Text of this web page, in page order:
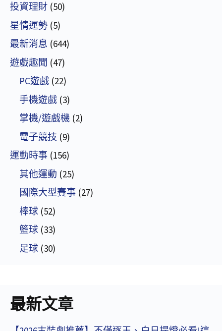
投資理財 (50)
星情運勢 (5)
最新消息 (644)
遊戲趣聞 (47)
PC遊戲 (22)
手機遊戲 (3)
掌機/遊戲機 (2)
電子競技 (9)
運動時事 (156)
其他運動 (25)
國際大型賽事 (27)
棒球 (52)
籃球 (33)
足球 (30)
最新文章